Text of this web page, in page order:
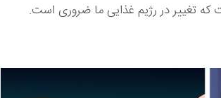
که تغییر در رژیم غذایی ما ضروری است.